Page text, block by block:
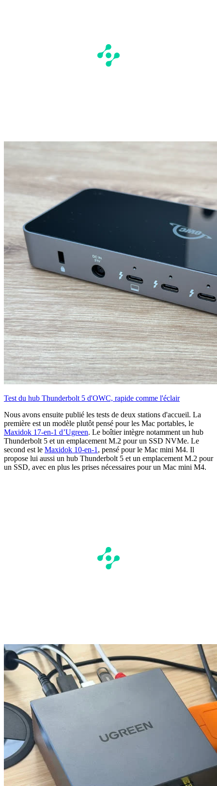
Test du hub Thunderbolt 5 d'OWC, rapide comme l'éclair
Nous avons ensuite publié les tests de deux stations d'accueil. La
première est un modèle plutôt pensé pour les Mac portables, le
Maxidok 17-en-1 d’Ugreen. Le boîtier intègre notamment un hub
Thunderbolt 5 et un emplacement M.2 pour un SSD NVMe. Le
second est le Maxidok 10-en-1 , pensé pour le Mac mini M4. Il
propose lui aussi un hub Thunderbolt 5 et un emplacement M.2 pour
un SSD, avec en plus les prises nécessaires pour un Mac mini M4.